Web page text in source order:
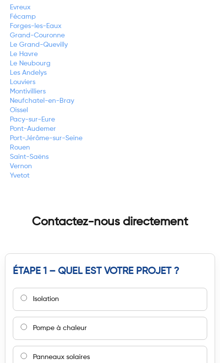
Evreux
Fécamp
Forges-les-Eaux
Grand-Couronne
Le Grand-Quevilly
Le Havre
Le Neubourg
Les Andelys
Louviers
Montivilliers
Neufchatel-en-Bray
Oissel
Pacy-sur-Eure
Pont-Audemer
Port-Jérôme-sur-Seine
Rouen
Saint-Saëns
Vernon
Yvetot
Contactez-nous directement
ÉTAPE 1 – QUEL EST VOTRE PROJET ?
Isolation
Pompe à chaleur
Panneaux solaires